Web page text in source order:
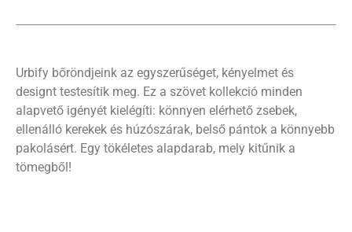
Urbify bőröndjeink az egyszerűséget, kényelmet és
designt testesítik meg. Ez a szövet kollekció minden
alapvető igényét kielégíti: könnyen elérhető zsebek,
ellenálló kerekek és húzószárak, belső pántok a könnyebb
pakolásért. Egy tökéletes alapdarab, mely kitűnik a
tömegből!